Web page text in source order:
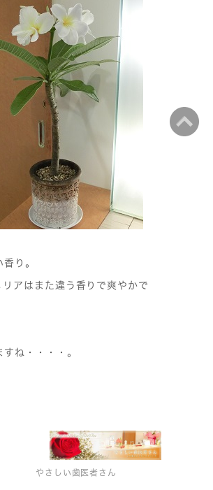
り。
リアはまた違う香りで爽やかで
ね・・・・。
やさしい歯医者さん